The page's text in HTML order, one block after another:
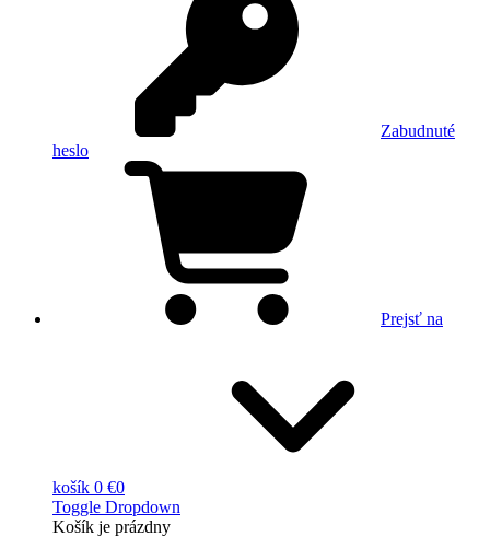
Zabudnuté
heslo
Prejsť na
košík 0 €0
Toggle Dropdown
Košík je prázdny